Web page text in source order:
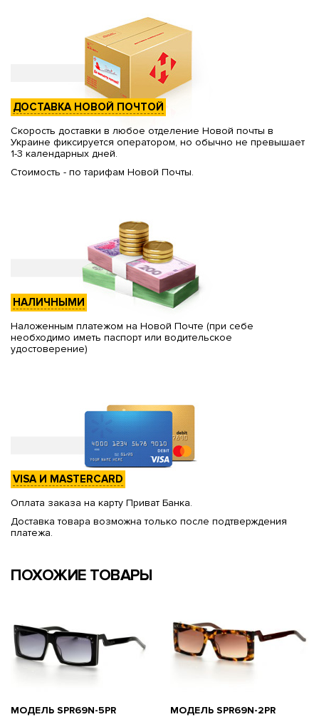
ДОСТАВКА НОВОЙ ПОЧТОЙ
Скорость доставки в любое отделение Новой почты в
Украине фиксируется оператором, но обычно не превышает
1-3 календарных дней.
Стоимость - по тарифам Новой Почты.
НАЛИЧНЫМИ
Наложенным платежом на Новой Почте (при себе
необходимо иметь паспорт или водительское
удостоверение)
VISA И MASTERCARD
Оплата заказа на карту Приват Банка.
Доставка товара возможна только после подтверждения
платежа.
ПОХОЖИЕ ТОВАРЫ
МОДЕЛЬ SPR69N-5PR МОДЕЛЬ SPR69N-2PR